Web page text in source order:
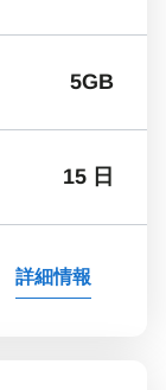
5GB
15 日
詳細情報